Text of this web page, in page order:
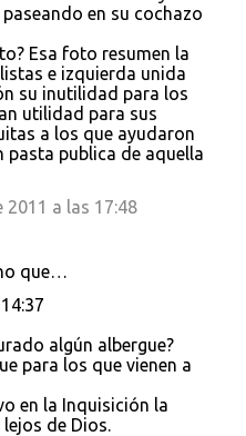
en su cochazo
Esa foto resumen la
e izquierda unida
su inutilidad para los
utilidad para sus
a los que ayudaron
publica de aquella
2011 a las 17:48
que…
algún albergue?
para los que vienen a
en la Inquisición la
de Dios.